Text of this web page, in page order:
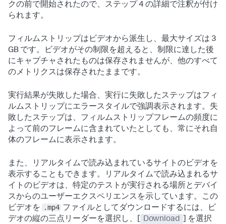
クの前で開始されたので、ステップ 4 の詳細で注釈が付け
られます。
フィルムストリップはビデオから派生し、最大サイズは 3
GB です。ビデオがその制限を超えると、制限に達した後
にキャプチャされたものは保存されませんが、他のすべて
のメトリクスは保存されたままです。
実行結果が失敗した場合、実行に失敗したステップはフィ
ルムストリップにエラースタイルで強調表示されます。失
敗したステップは、フィルムストリップフレームの頻度に
よって前のフレームに含まれていたとしても、常にそれ自
体のフレームに表示されます。
また、リアルタイムで読み込まれているサイトのビデオを
表示することもできます。リアルタイムで読み込まれるサ
イトのビデオは、特定のテストが実行される場所とデバイ
スからのユーザーエクスペリエンスを示しています。この
ビデオを
.mp4
ファイルとしてダウンロードするには、ビ
デオの縦の三点リーダーを選択し、[
Download
] を選択